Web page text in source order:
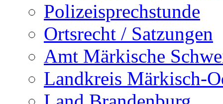
Polizeisprechstunde
Ortsrecht / Satzungen
Amt Märkische
Landkreis Märkisch-